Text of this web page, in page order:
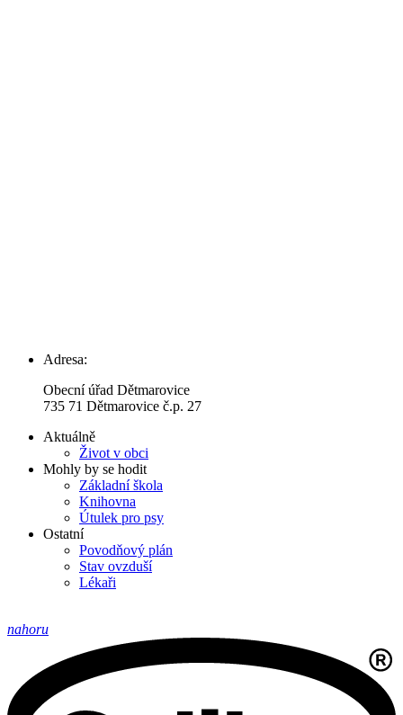
Adresa:
Obecní úřad Dětmarovice
735 71 Dětmarovice č.p. 27
Aktuálně
Život v obci
Mohly by se hodit
Základní škola
Knihovna
Útulek pro psy
Ostatní
Povodňový plán
Stav ovzduší
Lékaři
nahoru